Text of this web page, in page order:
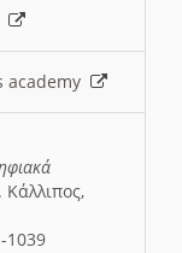
academy
Κάλλιπος,
1039